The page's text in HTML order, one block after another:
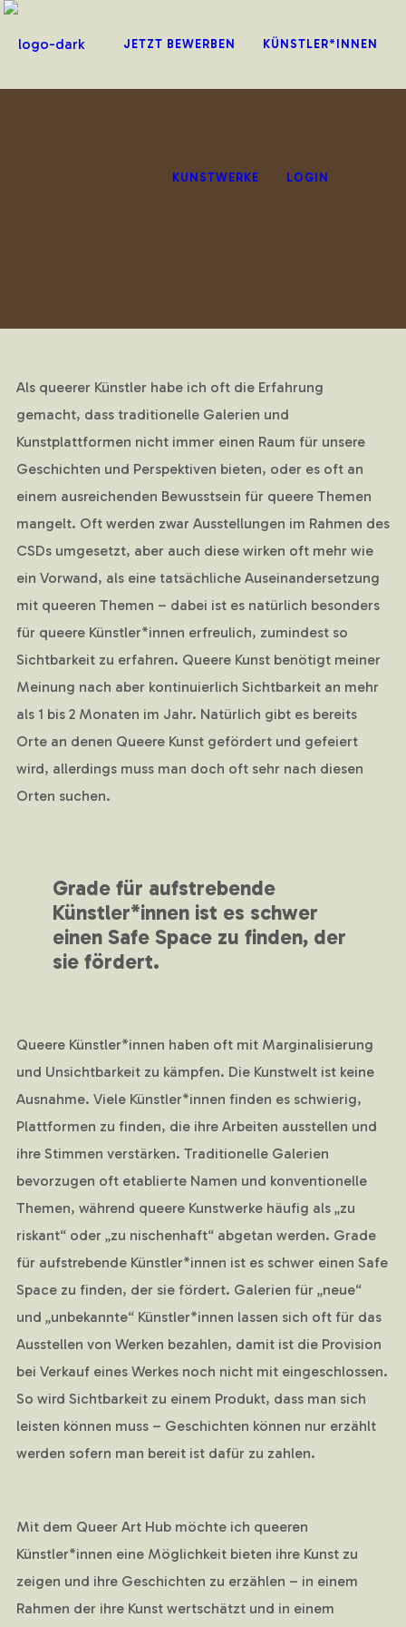
JETZT BEWERBEN KÜNSTLER*INNEN
KUNSTWERKE LOGIN
Als queerer Künstler habe ich oft die Erfahrung
gemacht, dass traditionelle Galerien und
Kunstplattformen nicht immer einen Raum für unsere
Geschichten und Perspektiven bieten, oder es oft an
einem ausreichenden Bewusstsein für queere Themen
mangelt. Oft werden zwar Ausstellungen im Rahmen des
CSDs umgesetzt, aber auch diese wirken oft mehr wie
ein Vorwand, als eine tatsächliche Auseinandersetzung
mit queeren Themen – dabei ist es natürlich besonders
für queere Künstler*innen erfreulich, zumindest so
Sichtbarkeit zu erfahren. Queere Kunst benötigt meiner
Meinung nach aber kontinuierlich Sichtbarkeit an mehr
als 1 bis 2 Monaten im Jahr. Natürlich gibt es bereits
Orte an denen Queere Kunst gefördert und gefeiert
wird, allerdings muss man doch oft sehr nach diesen
Orten suchen.
Grade für aufstrebende
Künstler*innen ist es schwer
einen Safe Space zu finden, der
sie fördert.
Queere Künstler*innen haben oft mit Marginalisierung
und Unsichtbarkeit zu kämpfen. Die Kunstwelt ist keine
Ausnahme. Viele Künstler*innen finden es schwierig,
Plattformen zu finden, die ihre Arbeiten ausstellen und
ihre Stimmen verstärken. Traditionelle Galerien
bevorzugen oft etablierte Namen und konventionelle
Themen, während queere Kunstwerke häufig als „zu
riskant“ oder „zu nischenhaft“ abgetan werden. Grade
für aufstrebende Künstler*innen ist es schwer einen Safe
Space zu finden, der sie fördert. Galerien für „neue“
und „unbekannte“ Künstler*innen lassen sich oft für das
Ausstellen von Werken bezahlen, damit ist die Provision
bei Verkauf eines Werkes noch nicht mit eingeschlossen.
So wird Sichtbarkeit zu einem Produkt, dass man sich
leisten können muss – Geschichten können nur erzählt
werden sofern man bereit ist dafür zu zahlen.
Mit dem Queer Art Hub möchte ich queeren
Künstler*innen eine Möglichkeit bieten ihre Kunst zu
zeigen und ihre Geschichten zu erzählen – in einem
Rahmen der ihre Kunst wertschätzt und in einem